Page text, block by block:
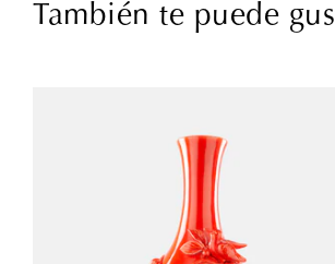
También te puede